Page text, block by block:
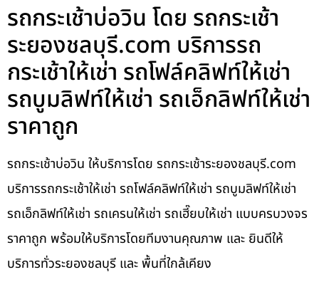
รถกระเช้าบ่อวิน โดย รถกระเช้า
ระยองชลบุรี.com บริการรถ
กระเช้าให้เช่า รถโฟล์คลิฟท์ให้เช่า
รถบูมลิฟท์ให้เช่า รถเอ็กลิฟท์ให้เช่า
ราคาถูก
รถกระเช้าบ่อวิน ให้บริการโดย รถกระเช้าระยองชลบุรี.com
บริการรถกระเช้าให้เช่า รถโฟล์คลิฟท์ให้เช่า รถบูมลิฟท์ให้เช่า
รถเอ็กลิฟท์ให้เช่า รถเครนให้เช่า รถเฮี๊ยบให้เช่า แบบครบวงจร
ราคาถูก พร้อมให้บริการโดยทีมงานคุณภาพ และ ยินดีให้
บริการทั่วระยองชลบุรี และ พื้นที่ใกล้เคียง